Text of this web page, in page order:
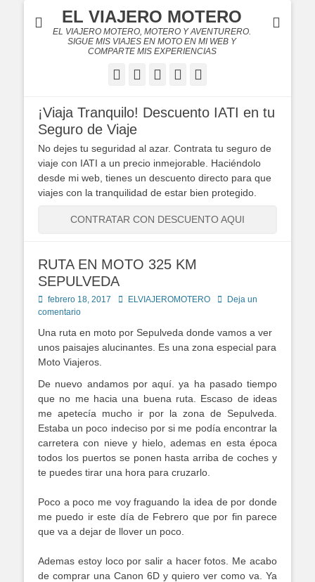
EL VIAJERO MOTERO
EL VIAJERO MOTERO, MOTERO Y AVENTURERO.
SIGUE MIS VIAJES EN MOTO EN MI WEB Y
COMPARTE MIS EXPERIENCIAS
Facebook
Twitter
FlickrYouTube
¡Viaja Tranquilo! Descuento IATI en tu
Seguro de Viaje
No dejes tu seguridad al azar. Contrata tu seguro de
viaje con IATI a un precio inmejorable. Haciéndolo
desde mi web, tienes un descuento directo para que
viajes con la tranquilidad de estar bien protegido.
CONTRATAR CON DESCUENTO AQUI
RUTA EN MOTO 325 KM
SEPULVEDA
Publicado
en
febrero 18, 2017 AutorELVIAJEROMOTERO
Deja un
comentario
Una ruta en moto por Sepulveda donde vamos a ver
unos paisajes alucinantes. Es una zona especial para
Moto Viajeros.
De nuevo andamos por aquí. ya ha pasado tiempo
que no me hacia una buena ruta. Escaso de ideas
me apetecía mucho ir por la zona de Sepulveda.
Estaba un poco indeciso por si me podía encontrar la
carretera con nieve y hielo, ademas en esta época
todos los puertos se ponen hasta arriba de coches y
te puedes tirar una hora para cruzarlo.
Poco a poco me voy fraguando la idea de por donde
me puedo ir este día de Febrero que por fin parece
que va a dejar de llover un poco.
Ademas estoy loco por salir a hacer fotos. Me acabo
de comprar una Canon 6D y quiero ver como va. Ya